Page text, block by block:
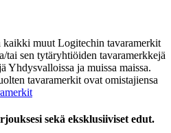
muut Logitechin tavaramerkit
sen tytäryhtiöiden tavaramerkkejä
Yhdysvalloissa ja muissa maissa.
tavaramerkit ovat omistajiensa
sekä eksklusiiviset edut.